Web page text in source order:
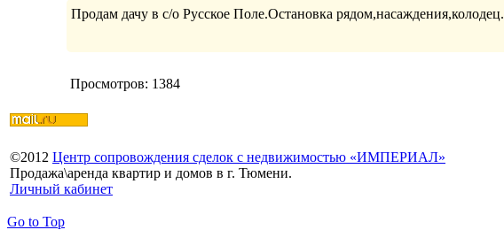
Продам дачу в с/о Русское Поле.Остановка рядом,насаждения,колодец.
Просмотров: 1384
©2012 Центр сопровождения сделок с недвижимостью «ИМПЕРИАЛ»
Продажа\аренда квартир и домов в г. Тюмени.
Личный кабинет
Go to Top